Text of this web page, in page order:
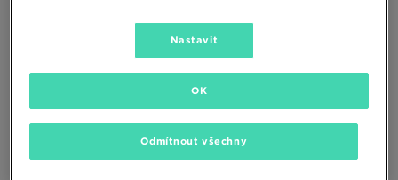
Žádné produkty k zobrazení
Změňte kritéria vyhledávání nebo
odstraňte vybrané filtry
Nastavit
Odmítnout všechny
OK